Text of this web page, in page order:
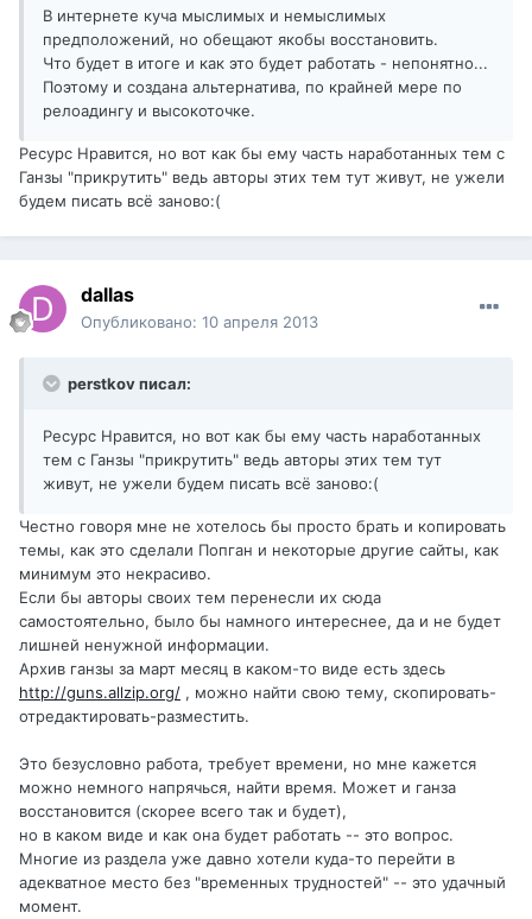
В интернете куча мыслимых и немыслимых
предположений, но обещают якобы восстановить.
Что будет в итоге и как это будет работать - непонятно...
Поэтому и создана альтернатива, по крайней мере по
релоадингу и высокоточке.
Ресурс Нравится, но вот как бы ему часть наработанных тем с
Ганзы "прикрутить" ведь авторы этих тем тут живут, не ужели
будем писать всё заново:(
dаllаs
Опубликовано: 10 апреля 2013
perstkov писал:
Ресурс Нравится, но вот как бы ему часть наработанных
тем с Ганзы "прикрутить" ведь авторы этих тем тут
живут, не ужели будем писать всё заново:(
Честно говоря мне не хотелось бы просто брать и копировать
темы, как это сделали Попган и некоторые другие сайты, как
минимум это некрасиво.
Если бы авторы своих тем перенесли их сюда
самостоятельно, было бы намного интереснее, да и не будет
лишней ненужной информации.
Архив ганзы за март месяц в каком-то виде есть здесь
http://guns.allzip.org/ , можно найти свою тему, скопировать-
отредактировать-разместить.
Это безусловно работа, требует времени, но мне кажется
можно немного напрячься, найти время. Может и ганза
восстановится (скорее всего так и будет),
но в каком виде и как она будет работать -- это вопрос.
Многие из раздела уже давно хотели куда-то перейти в
адекватное место без "временных трудностей" -- это удачный
момент.